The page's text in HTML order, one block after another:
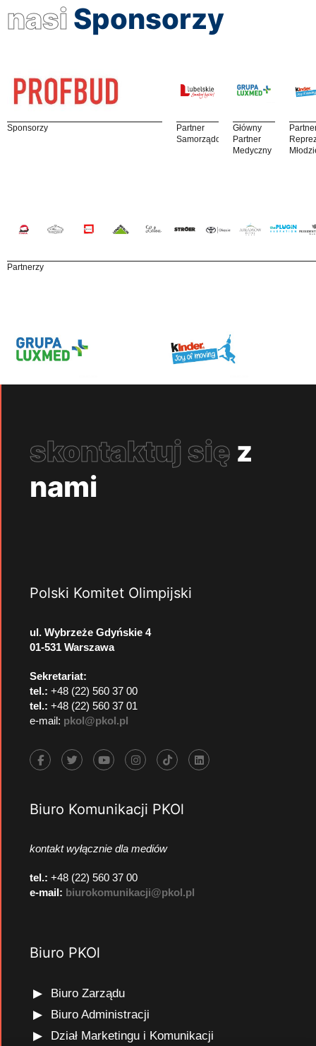
nasi Sponsorzy
Sponsorzy
Partner
Samorządowy
Główny
Partner
Medyczny
Partnerzy
skontaktuj się z
nami
Polski Komitet Olimpijski
ul. Wybrzeże Gdyńskie 4
01-531 Warszawa
Sekretariat:
tel.: +48 (22) 560 37 00
tel.: +48 (22) 560 37 01
e-mail: pkol@pkol.pl
Biuro Komunikacji PKOl
kontakt wyłącznie dla mediów
tel.: +48 (22) 560 37 00
e-mail: biurokomunikacji@pkol.pl
Biuro PKOl
Biuro Zarządu
Biuro Administracji
Dział Marketingu i Komunikacji